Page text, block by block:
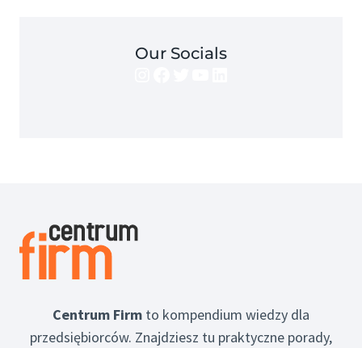
Our Socials
Centrum Firm to kompendium wiedzy dla
przedsiębiorców. Znajdziesz tu praktyczne porady,